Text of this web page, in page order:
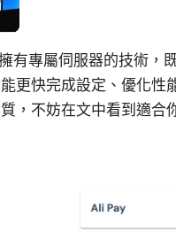
有專屬伺服器的技術，
更快完成設定、優化性
，不妨在文中看到適